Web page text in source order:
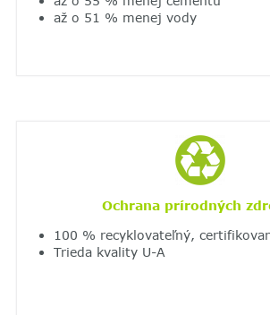
až o 51 % menej vody
Ochrana prírodných
100 % recyklovateľný,
Trieda kvality U-A